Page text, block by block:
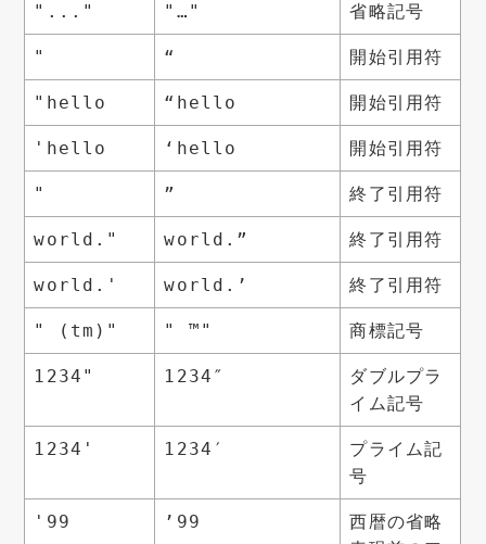
"..." "…" 省略記号
" “ 開始引用符
"hello “hello 開始引用符
'hello ‘hello 開始引用符
" ” 終了引用符
world." world.” 終了引用符
world.' world.’ 終了引用符
" (tm)" " ™" 商標記号
1234" 1234″
ダブルプラ
イム記号
1234' 1234′
プライム記
号
'99 ’99
西暦の省略